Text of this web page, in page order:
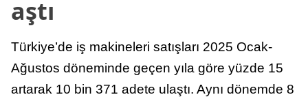
aştı
Türkiye’de iş makineleri satışları 2025 Ocak-
Ağustos döneminde geçen yıla göre yüzde 15
artarak 10 bin 371 adete ulaştı. Aynı dönemde 8